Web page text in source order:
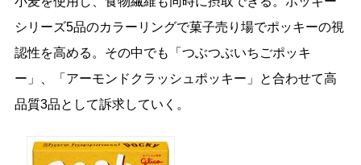
シリーズ5品のカラーリングで菓子売り場でポッキーの視
認性を高める。その中でも「つぶつぶいちごポッキ
ー」、「アーモンドクラッシュポッキー」と合わせて高
品質3品として訴求していく。